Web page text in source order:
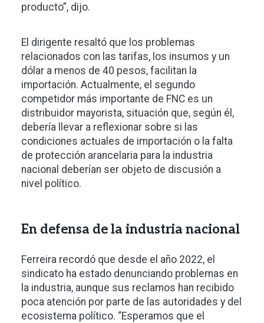
producto”, dijo.
El dirigente resaltó que los problemas
relacionados con las tarifas, los insumos y un
dólar a menos de 40 pesos, facilitan la
importación. Actualmente, el segundo
competidor más importante de FNC es un
distribuidor mayorista, situación que, según él,
debería llevar a reflexionar sobre si las
condiciones actuales de importación o la falta
de protección arancelaria para la industria
nacional deberían ser objeto de discusión a
nivel político.
En defensa de la industria nacional
Ferreira recordó que desde el año 2022, el
sindicato ha estado denunciando problemas en
la industria, aunque sus reclamos han recibido
poca atención por parte de las autoridades y del
ecosistema político. “Esperamos que el